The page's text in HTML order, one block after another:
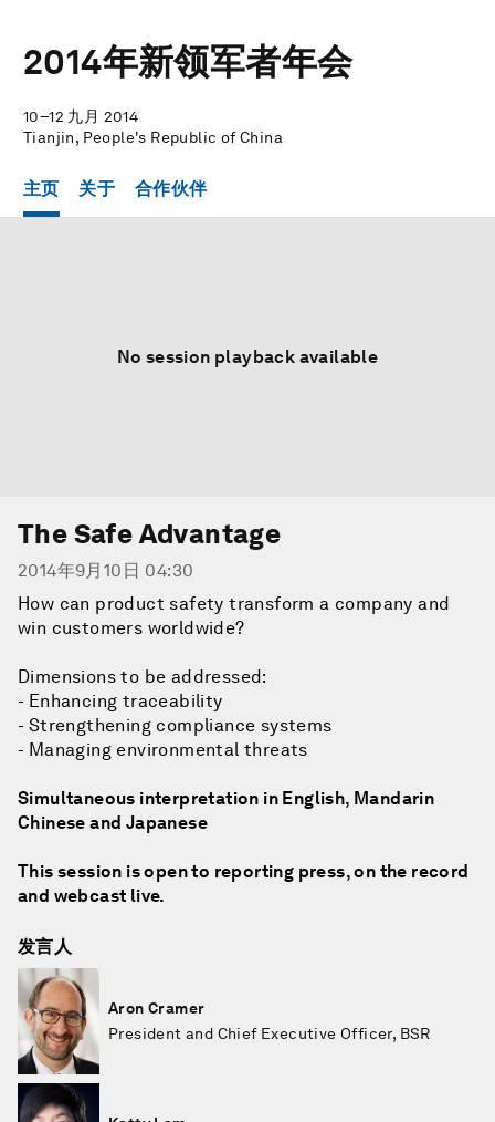
2014年新领军者年会
10–12 九月 2014
Tianjin, People's Republic of China
主页 关于 合作伙伴
No session playback available
The Safe Advantage
2014年9月10日 04:30
How can product safety transform a company and
win customers worldwide?
Dimensions to be addressed:
- Enhancing traceability
- Strengthening compliance systems
- Managing environmental threats
Simultaneous interpretation in English, Mandarin
Chinese and Japanese
This session is open to reporting press, on the record
and webcast live.
发言人
Aron Cramer
President and Chief Executive Officer, BSR